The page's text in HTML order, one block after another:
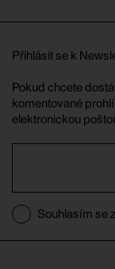
Přihlásit se k
Pokud chcete
komentované
elektronickou
Souhlasím se